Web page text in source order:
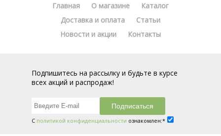
Главная О магазине
Каталог
Доставка и оплата
Статьи
Новости и акции
Контакты
Подпишитесь на рассылку и будьте в курсе
всех акций и распродаж!
С политикой конфиденциальности ознакомлен:*